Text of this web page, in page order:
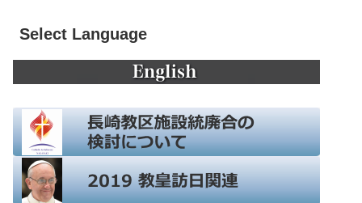
Select Language